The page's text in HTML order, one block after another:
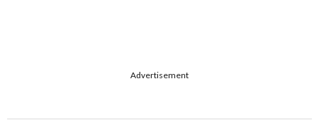
Advertisement